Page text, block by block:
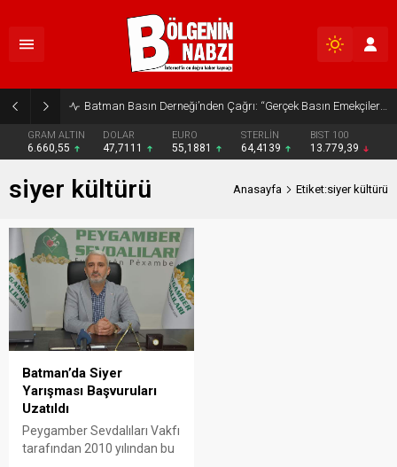
Batman Basın Derneği’nden Çağrı: “Gerçek Basın Emekçileri Desteklenmeli”
GRAM ALTIN
6.660,55
DOLAR
47,7111
EURO
55,1881
STERLİN
64,4139
BIST 100
13.779,39
siyer kültürü Anasayfa Etiket:siyer kültürü
Batman’da Siyer
Yarışması Başvuruları
Uzatıldı
Peygamber Sevdalıları Vakfı
tarafından 2010 yılından bu